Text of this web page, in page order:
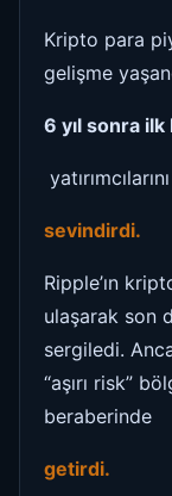
Kripto para
gelişme
6 yıl sonra
yatırımcılarını
sevindirdi.
Ripple’ın
ulaşarak son
sergiledi.
“aşırı risk”
beraberinde
getirdi.